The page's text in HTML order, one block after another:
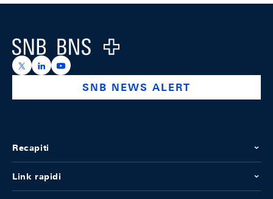
Logo
https://x.com/snb_bns
https://ch.linkedin.com/company/swiss-national-
https://www.youtube.com/@swissnationalbank
SNB NEWS ALERT
Recapiti
Link rapidi